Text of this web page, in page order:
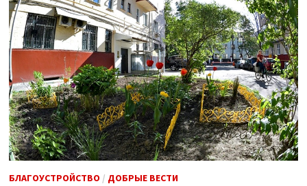
БЛАГОУСТРОЙСТВО / ДОБРЫЕ ВЕСТИ